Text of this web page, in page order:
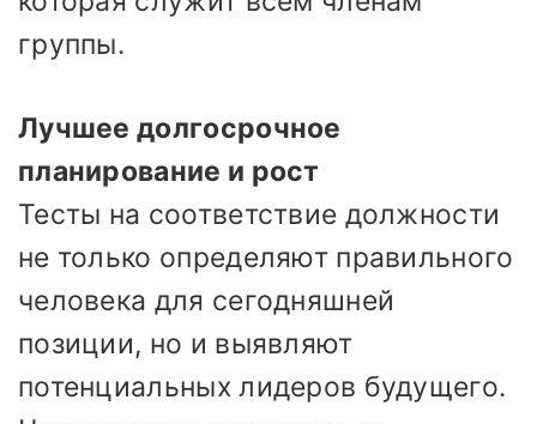
группы.
Лучшее долгосрочное
планирование и рост
Тесты на соответствие должности
не только определяют правильного
человека для сегодняшней
позиции, но и выявляют
потенциальных лидеров будущего.